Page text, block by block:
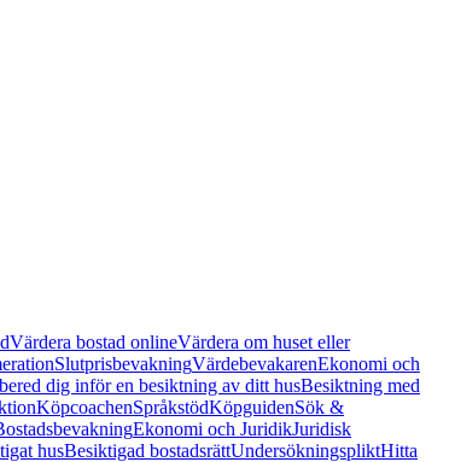
Värdera bostad onlineVärdera om huset eller
SlutprisbevakningVärdebevakarenEkonomi och
dig inför en besiktning av ditt husBesiktning med
KöpcoachenSpråkstödKöpguidenSök &
Ekonomi och JuridikJuridisk
husBesiktigad bostadsrättUndersökningspliktHitta